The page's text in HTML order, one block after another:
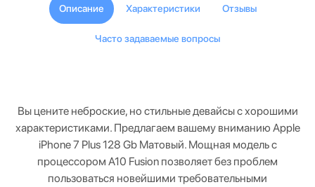
Описание Характеристики Отзывы
Часто задаваемые вопросы
Вы цените неброские, но стильные девайсы с хорошими
характеристиками. Предлагаем вашему вниманию Apple
iPhone 7 Plus 128 Gb Матовый. Мощная модель с
процессором A10 Fusion позволяет без проблем
пользоваться новейшими требовательными